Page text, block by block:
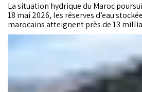
La situation hydrique du Maroc
18 mai 2026, les réserves d’eau
marocains atteignent près de 13
progression de 92% par rapport à la
l’année dernière. Le taux de
désormais à 76%, contre 40,1% un an